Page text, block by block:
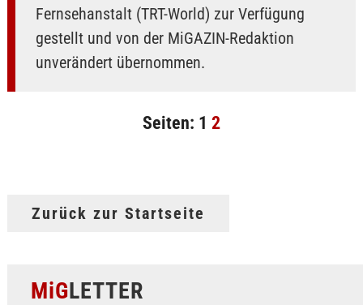
Fernsehanstalt (TRT-World) zur Verfügung
gestellt und von der MiGAZIN-Redaktion
unverändert übernommen.
Seiten: 1 2
Zurück zur Startseite
MiGLETTER